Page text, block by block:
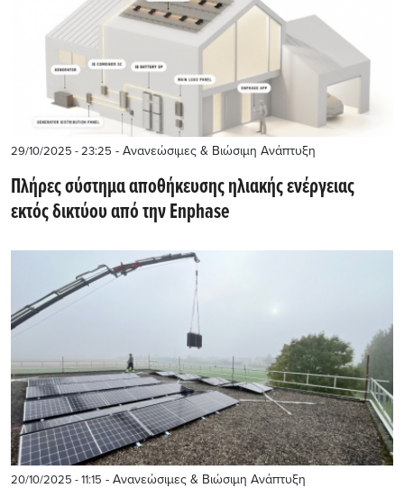
29/10/2025 - 23:25 - Ανανεώσιμες & Βιώσιμη Ανάπτυξη
Πλήρες σύστημα αποθήκευσης ηλιακής ενέργειας
εκτός δικτύου από την Enphase
20/10/2025 - 11:15 - Ανανεώσιμες & Βιώσιμη Ανάπτυξη